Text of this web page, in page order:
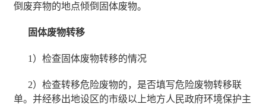
倒废弃物的地点倾倒固体废物。
固体废物转移
1）检查固体废物转移的情况
2）检查转移危险废物的，是否填写危险废物转移联
单。并经移出地设区的市级以上地方人民政府环境保护主